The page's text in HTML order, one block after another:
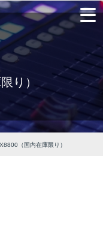
EN
の特長
特
機
特
モ
ル
ル
ー
ム
概
要
営
所
社
沿
革
採
情
報
り）
（国内在庫限り）